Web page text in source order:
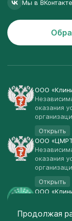
Мы в ВКонтакте
ООО
оказания
Открыть
ООО
оказания
Открыть
ООО
Открыть
Продолжая